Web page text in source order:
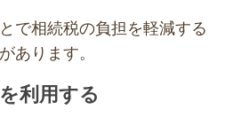
で相続税の負担を軽減する
あります。
利用する